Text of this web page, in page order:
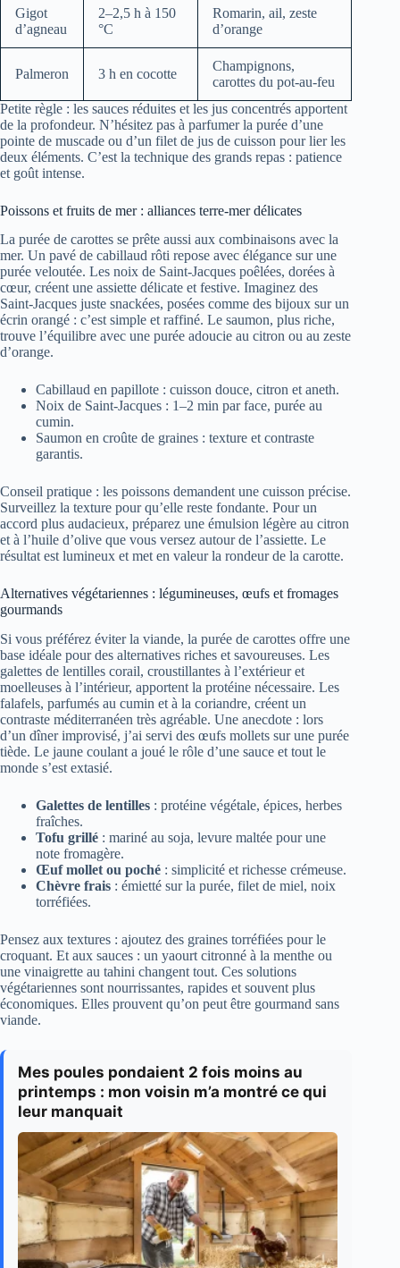
Gigot
d’agneau
2–2,5 h à 150
°C
Romarin, ail, zeste
d’orange
Palmeron 3 h en cocotte
Champignons,
carottes du pot-au-feu
Petite règle : les sauces réduites et les jus concentrés apportent
de la profondeur. N’hésitez pas à parfumer la purée d’une
pointe de muscade ou d’un filet de jus de cuisson pour lier les
deux éléments. C’est la technique des grands repas : patience
et goût intense.
Poissons et fruits de mer : alliances terre-mer délicates
La purée de carottes se prête aussi aux combinaisons avec la
mer. Un pavé de cabillaud rôti repose avec élégance sur une
purée veloutée. Les noix de Saint-Jacques poêlées, dorées à
cœur, créent une assiette délicate et festive. Imaginez des
Saint-Jacques juste snackées, posées comme des bijoux sur un
écrin orangé : c’est simple et raffiné. Le saumon, plus riche,
trouve l’équilibre avec une purée adoucie au citron ou au zeste
d’orange.
Cabillaud en papillote : cuisson douce, citron et aneth.
Noix de Saint-Jacques : 1–2 min par face, purée au
cumin.
Saumon en croûte de graines : texture et contraste
garantis.
Conseil pratique : les poissons demandent une cuisson précise.
Surveillez la texture pour qu’elle reste fondante. Pour un
accord plus audacieux, préparez une émulsion légère au citron
et à l’huile d’olive que vous versez autour de l’assiette. Le
résultat est lumineux et met en valeur la rondeur de la carotte.
Alternatives végétariennes : légumineuses, œufs et fromages
gourmands
Si vous préférez éviter la viande, la purée de carottes offre une
base idéale pour des alternatives riches et savoureuses. Les
galettes de lentilles corail, croustillantes à l’extérieur et
moelleuses à l’intérieur, apportent la protéine nécessaire. Les
falafels, parfumés au cumin et à la coriandre, créent un
contraste méditerranéen très agréable. Une anecdote : lors
d’un dîner improvisé, j’ai servi des œufs mollets sur une purée
tiède. Le jaune coulant a joué le rôle d’une sauce et tout le
monde s’est extasié.
Galettes de lentilles : protéine végétale, épices, herbes
fraîches.
Tofu grillé : mariné au soja, levure maltée pour une
note fromagère.
Œuf mollet ou poché : simplicité et richesse crémeuse.
Chèvre frais : émietté sur la purée, filet de miel, noix
torréfiées.
Pensez aux textures : ajoutez des graines torréfiées pour le
croquant. Et aux sauces : un yaourt citronné à la menthe ou
une vinaigrette au tahini changent tout. Ces solutions
végétariennes sont nourrissantes, rapides et souvent plus
économiques. Elles prouvent qu’on peut être gourmand sans
viande.
Mes poules pondaient 2 fois moins au
printemps : mon voisin m’a montré ce qui
leur manquait